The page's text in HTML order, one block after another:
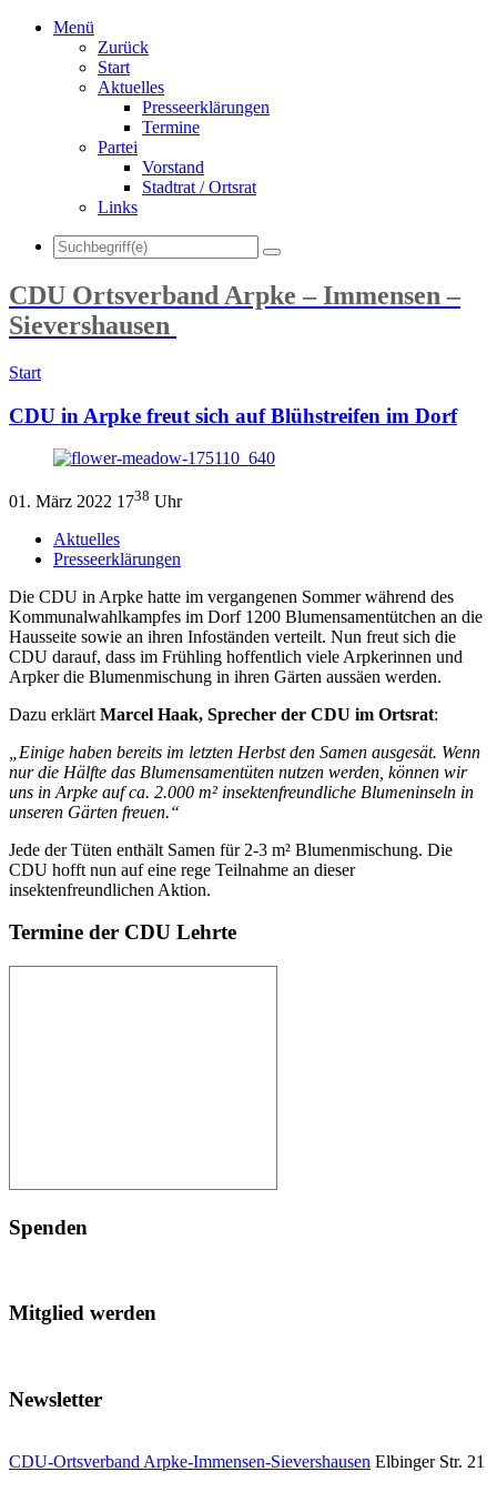
Menü
Zurück
Start
Aktuelles
Presseerklärungen
Termine
Partei
Vorstand
Stadtrat / Ortsrat
Links
CDU Ortsverband Arpke – Immensen –
Sievershausen
Start
CDU in Arpke freut sich auf Blühstreifen im Dorf
01. März 2022 1738 Uhr
Aktuelles
Presseerklärungen
Die CDU in Arpke hatte im vergangenen Sommer während des
Kommunalwahlkampfes im Dorf 1200 Blumensamentütchen an die
Hausseite sowie an ihren Infoständen verteilt. Nun freut sich die
CDU darauf, dass im Frühling hoffentlich viele Arpkerinnen und
Arpker die Blumenmischung in ihren Gärten aussäen werden.
Dazu erklärt Marcel Haak, Sprecher der CDU im Ortsrat:
„Einige haben bereits im letzten Herbst den Samen ausgesät. Wenn
nur die Hälfte das Blumensamentüten nutzen werden, können wir
uns in Arpke auf ca. 2.000 m² insektenfreundliche Blumeninseln in
unseren Gärten freuen.“
Jede der Tüten enthält Samen für 2-3 m² Blumenmischung. Die
CDU hofft nun auf eine rege Teilnahme an dieser
insektenfreundlichen Aktion.
Termine der CDU Lehrte
Spenden
Mitglied werden
Newsletter
CDU-Ortsverband Arpke-Immensen-Sievershausen Elbinger Str. 21